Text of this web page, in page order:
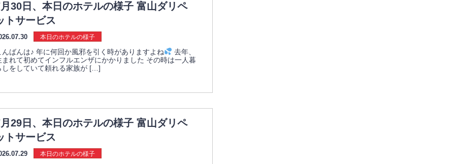
30日、本日のホテルの様子 富山ダリペ
トサービス
本日のホテルの様子
んばんは♪ 年に何回か風邪を引く時がありますよね
去年、
まれて初めてインフルエンザにかかりました その時は一人暮
しをしていて頼れる家族が […]
29日、本日のホテルの様子 富山ダリペ
トサービス
本日のホテルの様子